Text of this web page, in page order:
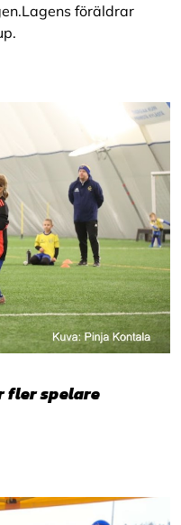
föräldrar
fler spelare